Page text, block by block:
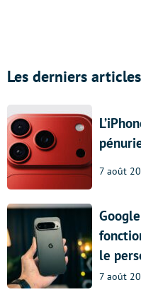
Les derniers articles
7 août
le
7 août